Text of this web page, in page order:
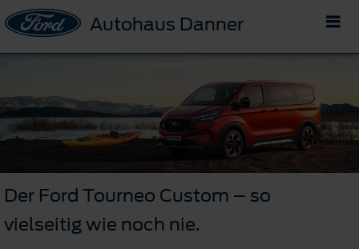
Autohaus Danner
Der Ford Tourneo Custom – so
vielseitig wie noch nie.